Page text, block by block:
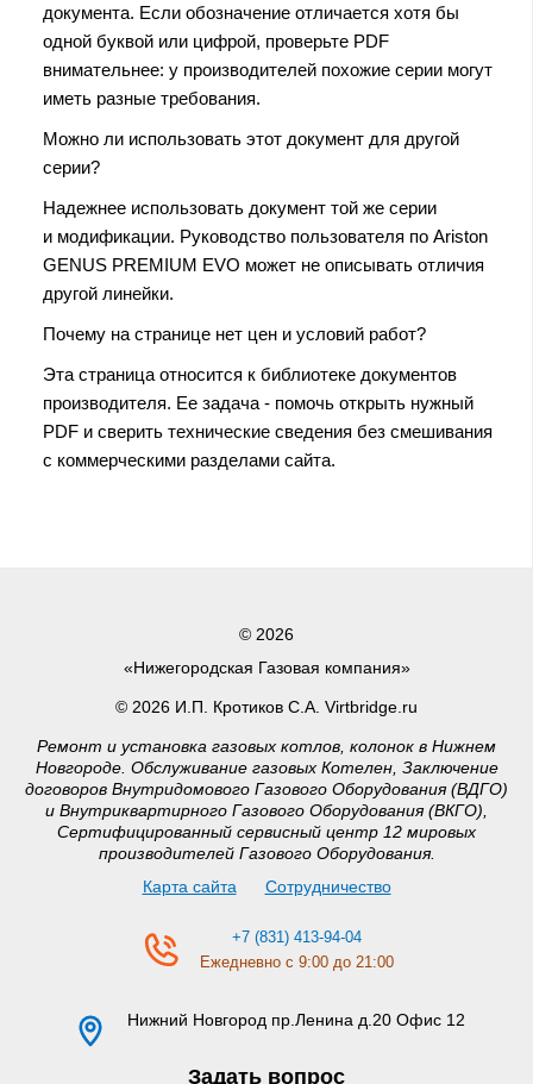
документа. Если обозначение отличается хотя бы
одной буквой или цифрой, проверьте PDF
внимательнее: у производителей похожие серии могут
иметь разные требования.
Можно ли использовать этот документ для другой
серии?
Надежнее использовать документ той же серии
и модификации. Руководство пользователя по Ariston
GENUS PREMIUM EVO может не описывать отличия
другой линейки.
Почему на странице нет цен и условий работ?
Эта страница относится к библиотеке документов
производителя. Ее задача - помочь открыть нужный
PDF и сверить технические сведения без смешивания
с коммерческими разделами сайта.
© 2026
«Нижегородская Газовая компания»
© 2026 И.П. Кротиков С.А. Virtbridge.ru
Ремонт и установка газовых котлов, колонок в Нижнем
Новгороде. Обслуживание газовых Котелен, Заключение
договоров Внутридомового Газового Оборудования (ВДГО)
и Внутриквартирного Газового Оборудования (ВКГО),
Сертифицированный сервисный центр 12 мировых
производителей Газового Оборудования.
Карта сайта
Сотрудничество
+7 (831) 413-94-04
Ежедневно с 9:00 до 21:00
Нижний Новгород пр.Ленина д.20 Офис 12
Задать вопрос